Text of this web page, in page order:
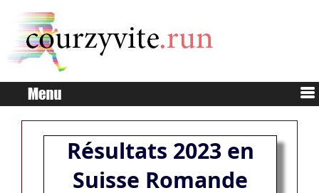
Résultats 2023 en
Suisse Romande